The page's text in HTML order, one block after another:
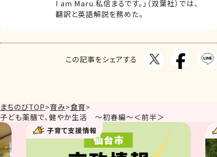
I am Maru.私信まるです。」（双葉社）では、
翻訳と英語解説を務めた。
この記事をシェアする
まちのびTOP>育み>食育>
子ども薬膳で、健やか生活 ～初春編～＜前半＞
子育て支援情報